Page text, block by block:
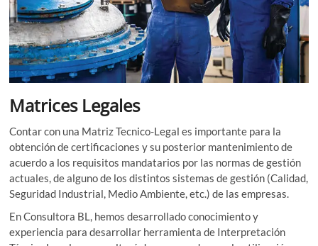
Matrices Legales
Contar con una Matriz Tecnico-Legal es importante para la
obtención de certificaciones y su posterior mantenimiento de
acuerdo a los requisitos mandatarios por las normas de gestión
actuales, de alguno de los distintos sistemas de gestión (Calidad,
Seguridad Industrial, Medio Ambiente, etc.) de las empresas.
En Consultora BL, hemos desarrollado conocimiento y
experiencia para desarrollar herramienta de Interpretación